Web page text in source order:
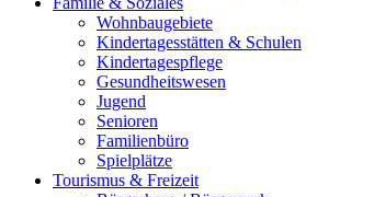
Wohnbaugebiete
Kindertagesstätten & Schulen
Kindertagespflege
Gesundheitswesen
Jugend
Senioren
Familienbüro
Spielplätze
Tourismus & Freizeit